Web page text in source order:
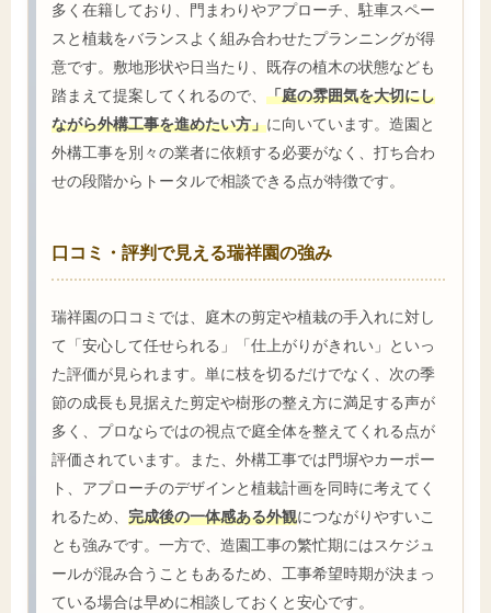
多く在籍しており、門まわりやアプローチ、駐車スペー
スと植栽をバランスよく組み合わせたプランニングが得
意です。敷地形状や日当たり、既存の植木の状態なども
踏まえて提案してくれるので、 「庭の雰囲気を大切にし
ながら外構工事を進めたい方」に向いています。造園と
外構工事を別々の業者に依頼する必要がなく、打ち合わ
せの段階からトータルで相談できる点が特徴です。
口コミ・評判で見える瑞祥園の強み
瑞祥園の口コミでは、庭木の剪定や植栽の手入れに対し
て「安心して任せられる」「仕上がりがきれい」といっ
た評価が見られます。単に枝を切るだけでなく、次の季
節の成長も見据えた剪定や樹形の整え方に満足する声が
多く、プロならではの視点で庭全体を整えてくれる点が
評価されています。また、外構工事では門塀やカーポー
ト、アプローチのデザインと植栽計画を同時に考えてく
れるため、 完成後の一体感ある外観につながりやすいこ
とも強みです。一方で、造園工事の繁忙期にはスケジュ
ールが混み合うこともあるため、工事希望時期が決まっ
ている場合は早めに相談しておくと安心です。